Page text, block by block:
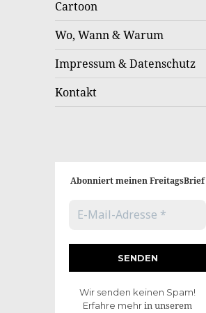
Cartoon
Wo, Wann & Warum
Impressum & Datenschutz
Kontakt
Abonniert meinen FreitagsBrief
Wir senden keinen Spam!
Erfahre mehrin unserem